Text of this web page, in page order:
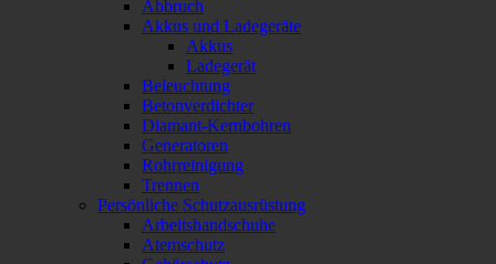
Abbruch
Akkus und Ladegeräte
Akkus
Ladegerät
Beleuchtung
Betonverdichter
Diamant-Kernbohren
Generatoren
Rohrreinigung
Trennen
Persönliche Schutzausrüstung
Arbeitshandschuhe
Atemschutz